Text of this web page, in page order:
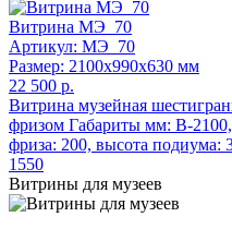
Витрина МЭ_70
Артикул: МЭ_70
Размер: 2100x990x630 мм
22 500 р.
Витрина музейная
фризом Габариты мм: В-
фриза: 200, высота подиума:
1550
Витрины для музеев